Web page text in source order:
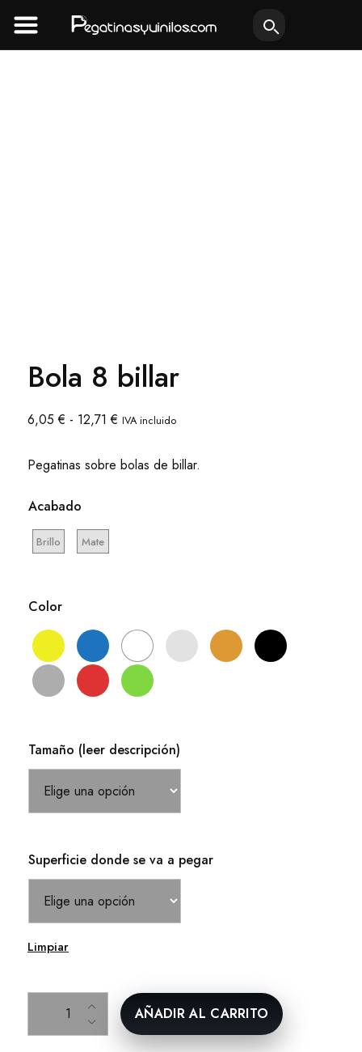
al
contenido
Bola 8 billar
6,05€ - 12,71€ Rango
precios:
IVA incluido
Pegatinas sobre bolas de billar.
Acabado
Brillo Mate
Color
Tamaño (leer descripción)
Superficie donde se va a pegar
Limpiar
Bola 8 billar cantidad
AÑADIR AL CARRITO